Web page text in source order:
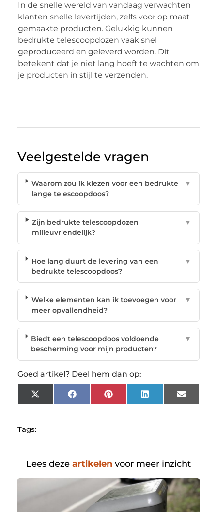
In de snelle wereld van vandaag verwachten
klanten snelle levertijden, zelfs voor op maat
gemaakte producten. Gelukkig kunnen
bedrukte telescoopdozen vaak snel
geproduceerd en geleverd worden. Dit
betekent dat je niet lang hoeft te wachten om
je producten in stijl te verzenden.
Veelgestelde vragen
Waarom zou ik kiezen voor een bedrukte
lange telescoopdoos?
▼
Zijn bedrukte telescoopdozen
milieuvriendelijk?
▼
Hoe lang duurt de levering van een
bedrukte telescoopdoos?
▼
Welke elementen kan ik toevoegen voor
meer opvallendheid?
▼
Biedt een telescoopdoos voldoende
bescherming voor mijn producten?
▼
Goed artikel? Deel hem dan op:
X
(Twitter)
FacebookPinterest LinkedIn Email
Tags:
Lees deze artikelen voor meer inzicht